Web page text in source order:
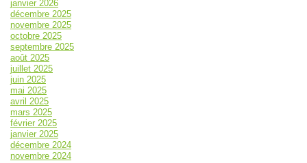
janvier 2026
décembre 2025
novembre 2025
octobre 2025
septembre 2025
août 2025
juillet 2025
juin 2025
mai 2025
avril 2025
mars 2025
février 2025
janvier 2025
décembre 2024
novembre 2024